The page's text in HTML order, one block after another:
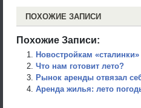
ПОХОЖИЕ ЗАПИСИ
Похожие Записи:
Новостройкам
Что нам готовит лето?
Рынок аренды отвязал
Аренда жилья: лето